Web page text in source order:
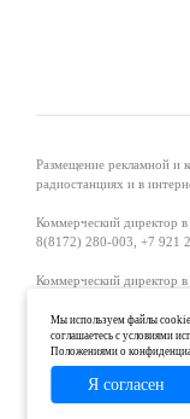
Размещение рекламной и
радиостанциях и в
Коммерческий директор
8(8172) 280-003, +7 921
Коммерческий директор
Начальник отдела
2-04-44, +7 921 125-06-
О проекте
Мы используем файлы
соглашаетесь с условиями
Положениями о
Я согласен